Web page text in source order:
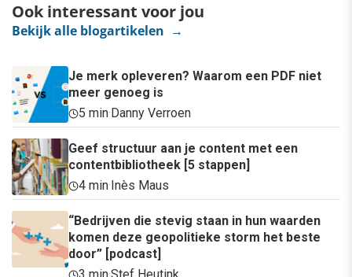
Ook interessant voor jou
Bekijk alle blogartikelen →
Je merk opleveren? Waarom een PDF niet
meer genoeg is
5 min·Danny Verroen
Geef structuur aan je content met een
contentbibliotheek [5 stappen]
4 min·Inès Maus
“Bedrijven die stevig staan in hun waarden
komen deze geopolitieke storm het beste
door” [podcast]